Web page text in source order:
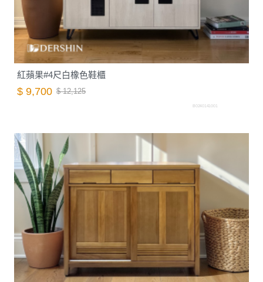
紅蘋果#4尺白橡色鞋櫃
$ 9,700 $ 12,125
B0240141001